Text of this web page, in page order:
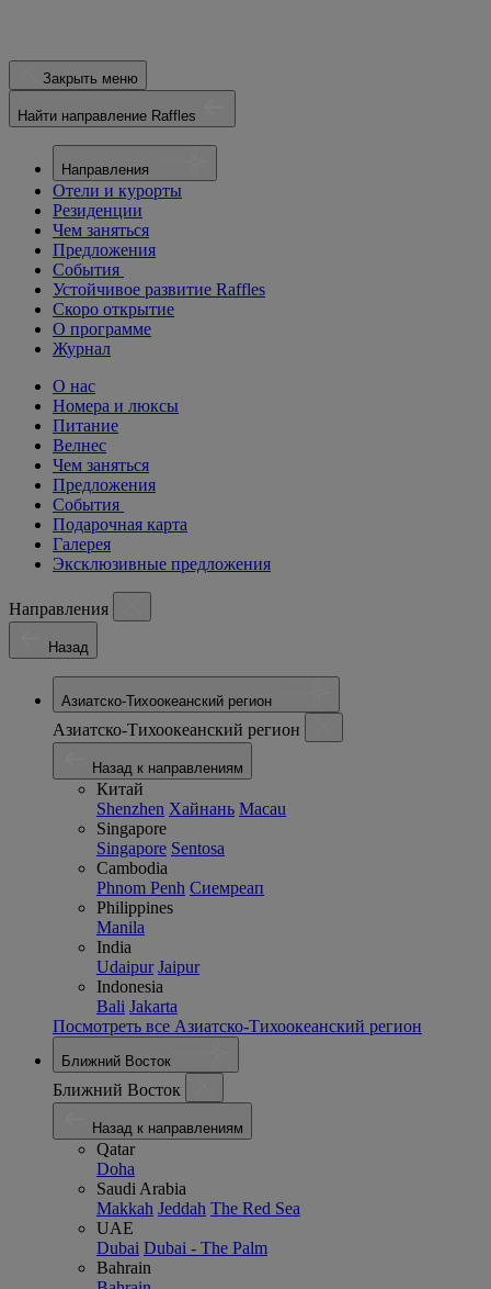
Закрыть меню
Найти направление Raffles
Направления
Отели и курорты
Резиденции
Чем заняться
Предложения
События
Устойчивое развитие Raffles
Скоро открытие
О программе
Журнал
О нас
Номера и люксы
Питание
Велнес
Чем заняться
Предложения
События
Подарочная карта
Галерея
Эксклюзивные предложения
Направления
Назад
Азиатско-Тихоокеанский регион
Азиатско-Тихоокеанский регион
Назад к направлениям
Китай
Shenzhen Хайнань Macau
Singapore
Singapore Sentosa
Cambodia
Phnom Penh Сиемреап
Philippines
Manila
India
Udaipur Jaipur
Indonesia
Bali Jakarta
Посмотреть все Азиатско-Тихоокеанский регион
Ближний Восток
Ближний Восток
Назад к направлениям
Qatar
Doha
Saudi Arabia
Makkah Jeddah The Red Sea
UAE
Dubai Dubai - The Palm
Bahrain